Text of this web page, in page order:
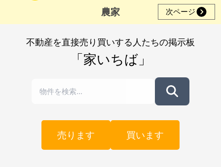
農家 次ページ
不動産を直接売り買いする人たちの掲示板
「家いちば」
売ります 買います